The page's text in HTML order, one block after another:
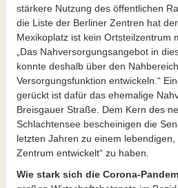
stärkere Nutzung des öffentlichen
die Liste der Berliner Zentren hat
Mexikoplatz ist kein Ortsteilzentrum
„Das Nahversorgungsangebot in
konnte deshalb über den
Versorgungsfunktion entwickeln.“
gerückt ist dafür das ehemalige
Breisgauer Straße. Dem Kern des
Schlachtensee bescheinigen die
letzten Jahren zu einem
Zentrum entwickelt“ zu haben.
Wie stark sich die Corona-